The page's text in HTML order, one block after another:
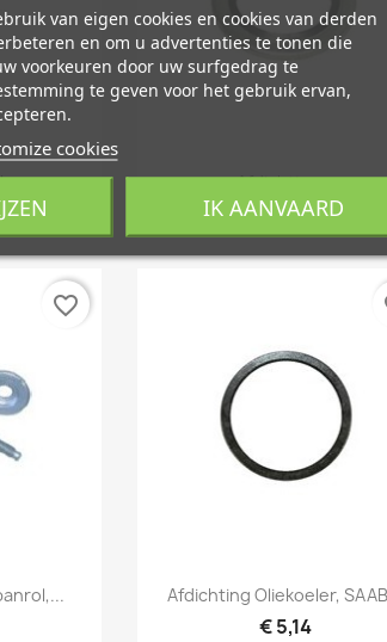
Snel bekijken
Afdichting...
€ 0,91
favorite_border
Snel bekijken
Afdichting Oliekoeler,
€ 5,14
van eigen cookies en cookies van derden
en om u advertenties te tonen die
voorkeuren door uw surfgedrag te
te geven voor het gebruik ervan,
cookies
IK AANVAARD